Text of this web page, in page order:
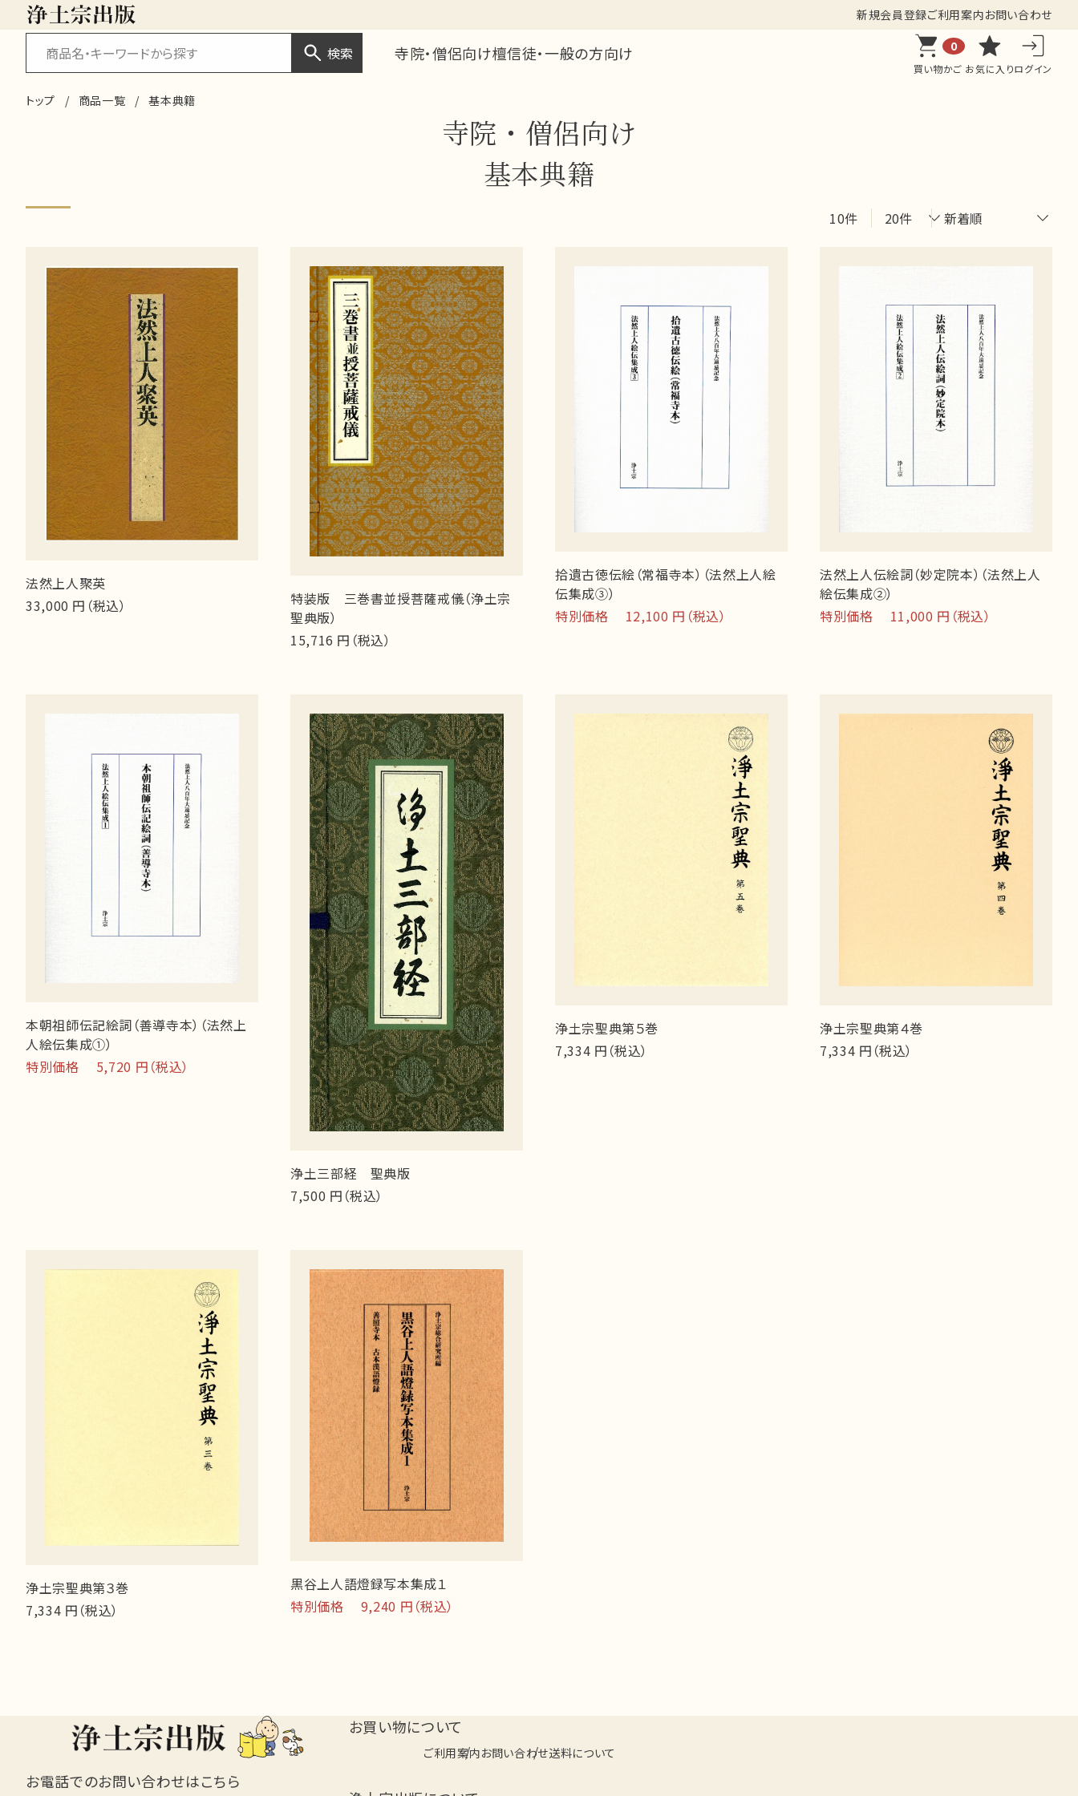
新規会員登録ご利用案内お問い合わせ
検索 寺院・僧侶向け檀信徒・一般の方向け 0
買い物かご お気に入りログイン
トップ 商品一覧 基本典籍
寺院・僧侶向け
基本典籍
10件
法然上人聚英
33,000 円（税込）
特装版 三巻書並授菩薩戒儀（浄土宗
聖典版）
15,716 円（税込）
拾遺古徳伝絵（常福寺本）（法然上人絵
伝集成③）
特別価格 12,100 円（税込）
法然上人伝絵詞（妙定院本）（法然上人
絵伝集成②）
特別価格 11,000 円（税込）
本朝祖師伝記絵詞（善導寺本）（法然上
人絵伝集成①）
特別価格 5,720 円（税込）
浄土三部経 聖典版
7,500 円（税込）
浄土宗聖典第５巻
7,334 円（税込）
浄土宗聖典第４巻
7,334 円（税込）
浄土宗聖典第３巻
7,334 円（税込）
黒谷上人語燈録写本集成１
特別価格 9,240 円（税込）
お電話でのお問い合わせはこちら
お買い物について
ご利用案内お問い合わせ送料について